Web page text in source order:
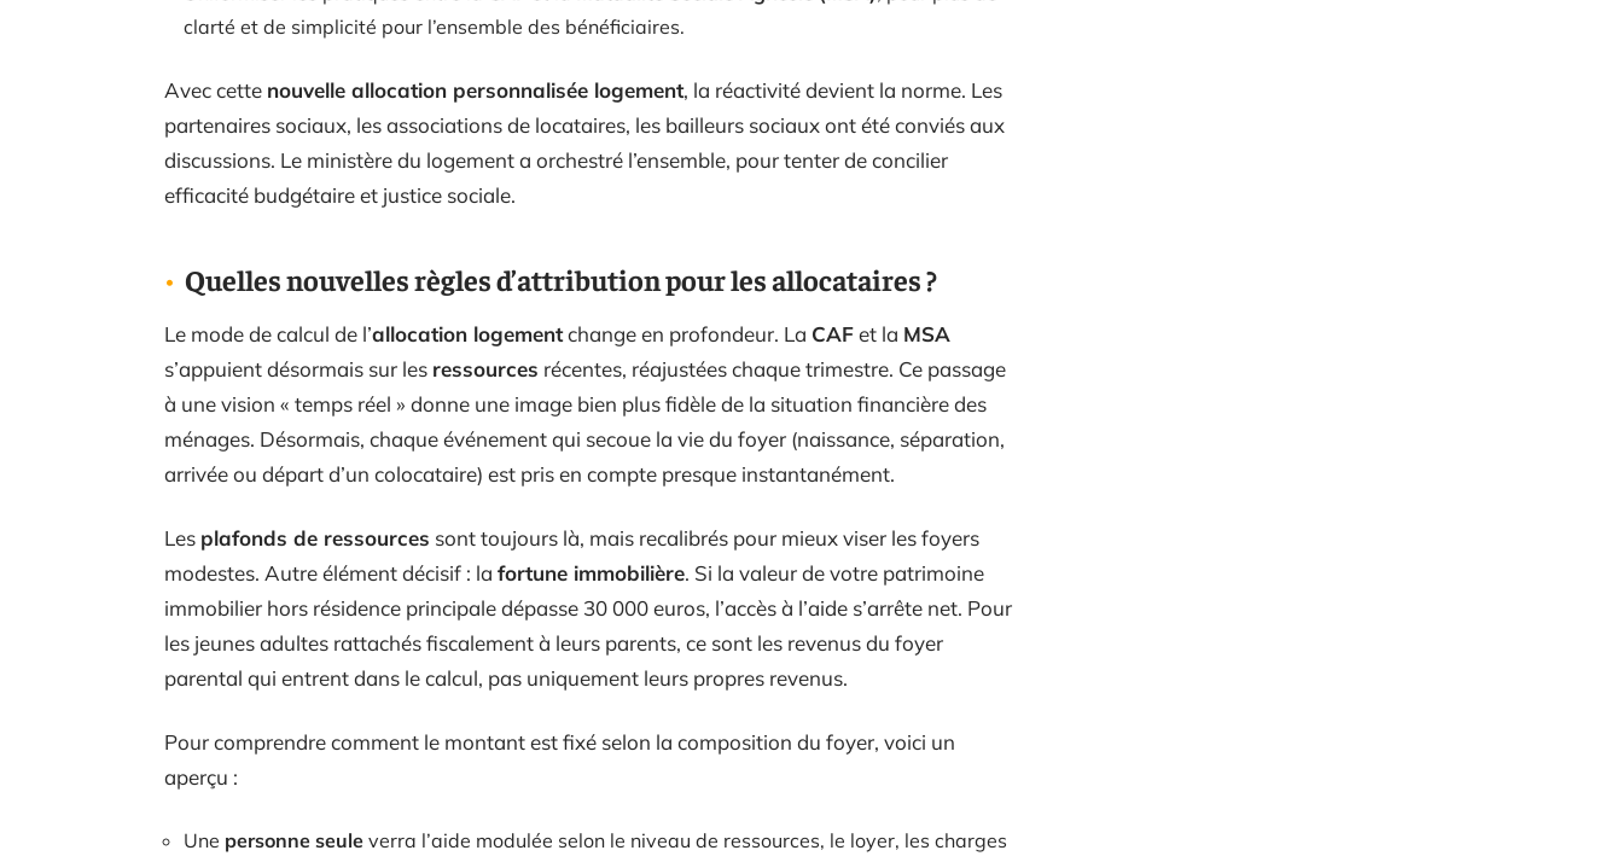
clarté et de simplicité pour l’ensemble des bénéficiaires.
Avec cette nouvelle allocation personnalisée logement, la réactivité devient la norme. Les
partenaires sociaux, les associations de locataires, les bailleurs sociaux ont été conviés aux
discussions. Le ministère du logement a orchestré l’ensemble, pour tenter de concilier
efficacité budgétaire et justice sociale.
Quelles nouvelles règles d’attribution pour les allocataires ?
Le mode de calcul de l’allocation logementchange en profondeur. La CAFet la MSA
s’appuient désormais sur les ressources récentes, réajustées chaque trimestre. Ce passage
à une vision « temps réel » donne une image bien plus fidèle de la situation financière des
ménages. Désormais, chaque événement qui secoue la vie du foyer (naissance, séparation,
arrivée ou départ d’un colocataire) est pris en compte presque instantanément.
Les plafonds de ressources sont toujours là, mais recalibrés pour mieux viser les foyers
modestes. Autre élément décisif : la fortune immobilière. Si la valeur de votre patrimoine
immobilier hors résidence principale dépasse 30 000 euros, l’accès à l’aide s’arrête net. Pour
les jeunes adultes rattachés fiscalement à leurs parents, ce sont les revenus du foyer
parental qui entrent dans le calcul, pas uniquement leurs propres revenus.
Pour comprendre comment le montant est fixé selon la composition du foyer, voici un
aperçu :
Une personne seule verra l’aide modulée selon le niveau de ressources, le loyer, les charges